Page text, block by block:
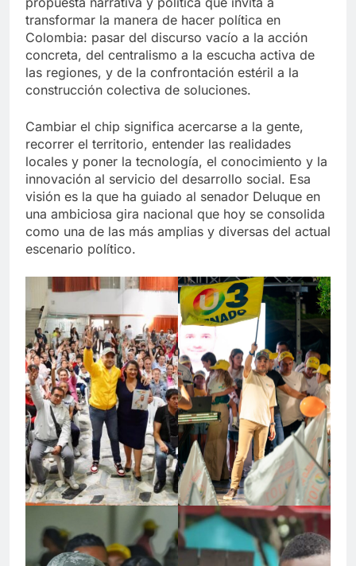
transformar la manera de hacer política en
Colombia: pasar del discurso vacío a la acción
concreta, del centralismo a la escucha activa de
las regiones, y de la confrontación estéril a la
construcción colectiva de soluciones.
Cambiar el chip significa acercarse a la gente,
recorrer el territorio, entender las realidades
locales y poner la tecnología, el conocimiento y la
innovación al servicio del desarrollo social. Esa
visión es la que ha guiado al senador Deluque en
una ambiciosa gira nacional que hoy se consolida
como una de las más amplias y diversas del actual
escenario político.